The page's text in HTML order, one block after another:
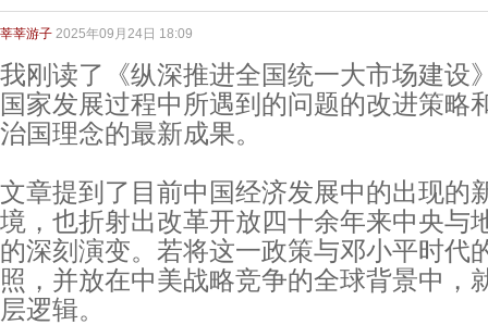
莘莘游子 2025年09月24日 18:09
我刚读了《纵深推进全国统一大市场建设
国家发展过程中所遇到的问题的改进策略
治国理念的最新成果。
文章提到了目前中国经济发展中的出现的
境，也折射出改革开放四十余年来中央与
的深刻演变。若将这一政策与邓小平时代
照，并放在中美战略竞争的全球背景中，
层逻辑。